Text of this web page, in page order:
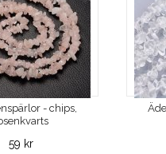
- chips,
59 kr